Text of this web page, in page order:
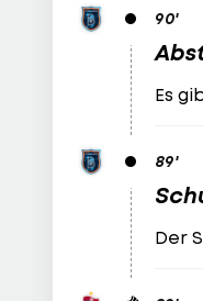
90'
Es
89'
Der